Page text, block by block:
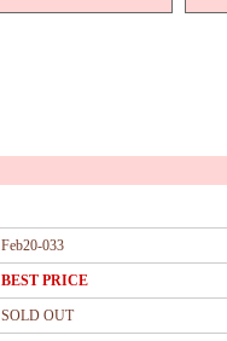
Feb20-033
BEST PRICE
SOLD OUT